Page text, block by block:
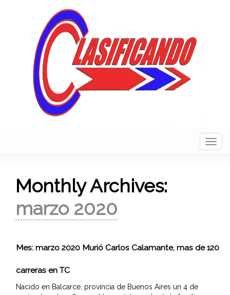
Monthly Archives:
marzo 2020
Mes: marzo 2020 Murió Carlos Calamante, mas de 120
carreras en TC
Nacido en Balcarce, provincia de Buenos Aires un 4 de